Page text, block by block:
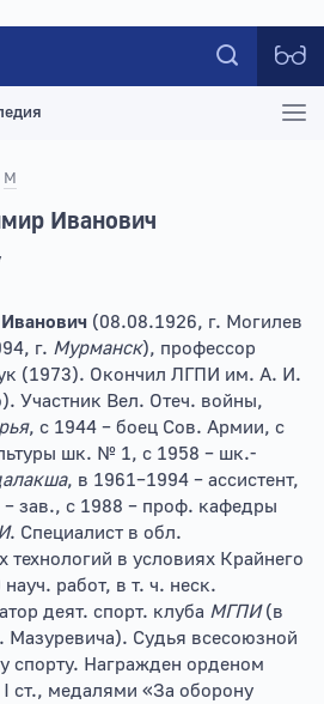
М
Иванович
(08.08.1926, г. Могилев
г. Мурманск), профессор
(1973). Окончил ЛГПИ им. А. И.
Участник Вел. Отеч. войны,
, с 1944 – боец Сов. Армии, с
шк. № 1, с 1958 – шк.-
, в 1961–1994 – ассистент,
зав., с 1988 – проф. кафедры
. Специалист в обл.
в условиях Крайнего
работ, в т. ч. неск.
деят. спорт. клуба МГПИ(в
Мазуревича). Судья всесоюзной
спорту. Награжден орденом
ст., медалями «За оборону